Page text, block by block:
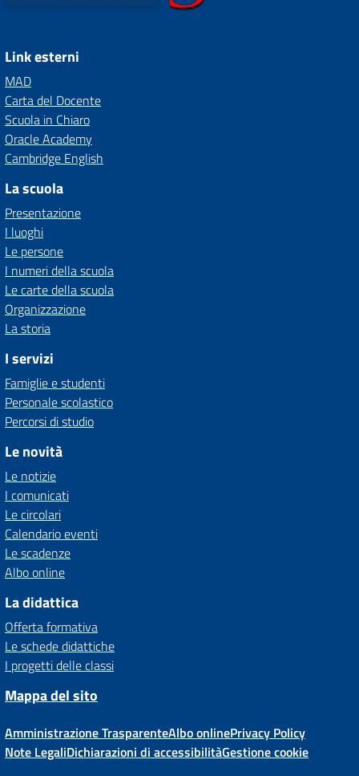
Link esterni
MAD
Carta del Docente
Scuola in Chiaro
Oracle Academy
Cambridge English
La scuola
Presentazione
I luoghi
Le persone
I numeri della scuola
Le carte della scuola
Organizzazione
La storia
I servizi
Famiglie e studenti
Personale scolastico
Percorsi di studio
Le novità
Le notizie
I comunicati
Le circolari
Calendario eventi
Le scadenze
Albo online
La didattica
Offerta formativa
Le schede didattiche
I progetti delle classi
Mappa del sito
Amministrazione TrasparenteAlbo onlinePrivacy Policy
Note LegaliDichiarazioni di accessibilitàGestione cookie